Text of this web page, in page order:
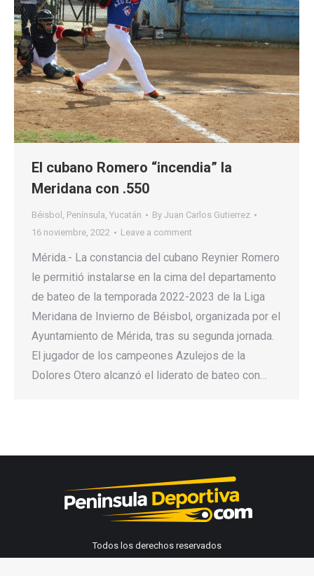
El cubano Romero “incendia” la
Meridana con .550
Béisbol , Península, Yucatán By Juan Carlos Gutierrez
16 noviembre, 2022
Leave a comment
Mérida.- La constancia del cubano Reynier Romero
le permitió instalarse en la cima del departamento
de bateo de la temporada 2022-2023 de la Liga
Meridana de Invierno de Béisbol, organizada por el
Ayuntamiento de Mérida, tras su segunda jornada.
El jugador de los campeones Azulejos de la
Dolores Otero alcanzó el liderato de bateo con…
Todos los derechos reservados